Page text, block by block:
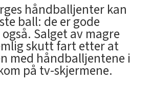
håndballjenter kan
ball: de er gode
Salget av magre
skutt fart etter at
med håndballjentene i
på tv-skjermene.